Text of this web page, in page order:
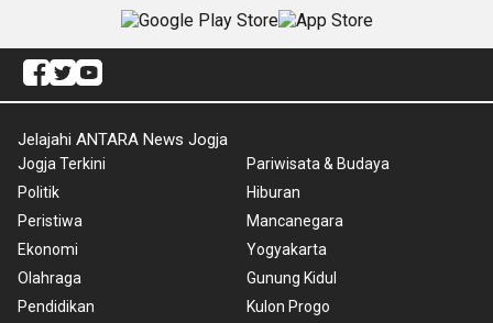
Jelajahi ANTARA News Jogja
Jogja Terkini
Politik
Peristiwa
Ekonomi
Olahraga
Pendidikan
Pariwisata & Budaya
Hiburan
Mancanegara
Yogyakarta
Gunung Kidul
Kulon Progo